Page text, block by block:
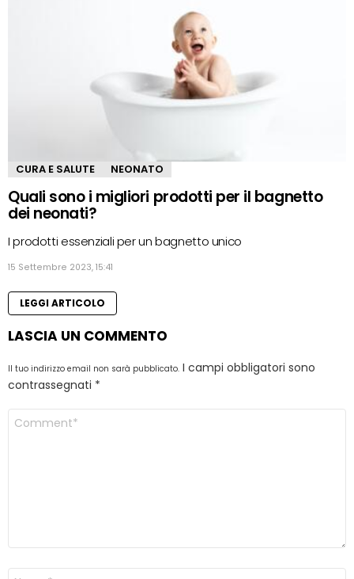
CURA E SALUTE NEONATO
Quali sono i migliori prodotti per il bagnetto
dei neonati?
I prodotti essenziali per un bagnetto unico
15 Settembre 2023, 15:41
LEGGI ARTICOLO
LASCIA UN COMMENTO
Il tuo indirizzo email non sarà pubblicato. I campi obbligatori sono
contrassegnati *